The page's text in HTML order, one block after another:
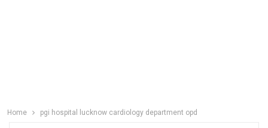
Home pgi hospital lucknow cardiology department opd